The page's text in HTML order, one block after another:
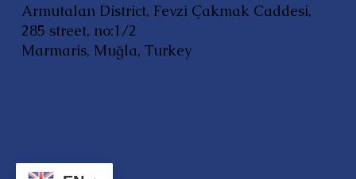
Armutalan District, Fevzi Çakmak Caddesi,
285 street, no:1/2
Marmaris, Muğla, Turkey